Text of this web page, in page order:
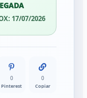
17/07/2026
0
Pinterest
0
Copiar